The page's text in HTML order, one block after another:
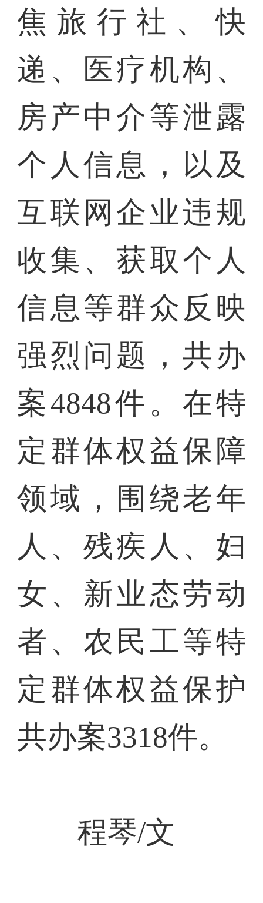
焦旅行社、快
递、医疗机构、
房产中介等泄露
个人信息，以及
互联网企业违规
收集、获取个人
信息等群众反映
强烈问题，共办
案4848件。在特
定群体权益保障
领域，围绕老年
人、残疾人、妇
女、新业态劳动
者、农民工等特
定群体权益保护
共办案3318件。
程琴/文